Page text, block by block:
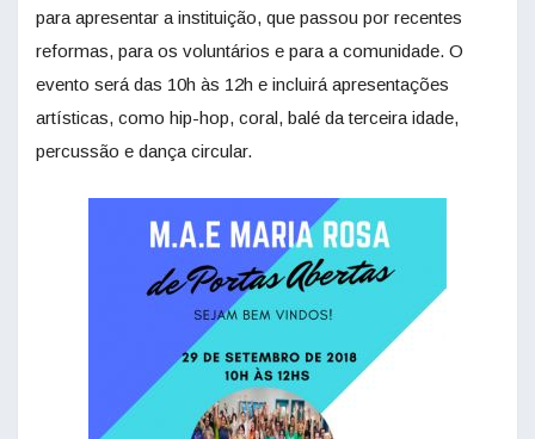
para apresentar a instituição, que passou por recentes
reformas, para os voluntários e para a comunidade. O
evento será das 10h às 12h e incluirá apresentações
artísticas, como hip-hop, coral, balé da terceira idade,
percussão e dança circular.